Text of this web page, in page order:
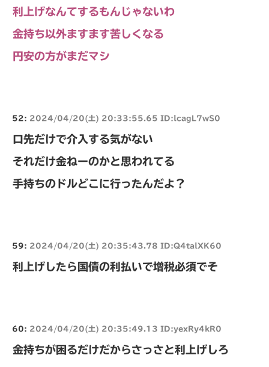
利上げなんてするもんじゃないわ
金持ち以外ますます苦しくなる
円安の方がまだマシ
52: 2024/04/20(土) 20:33:55.65 ID:lcagL7wS0
口先だけで介入する気がない
それだけ金ねーのかと思われてる
手持ちのドルどこに行ったんだよ？
59: 2024/04/20(土) 20:35:43.78 ID:Q4talXK60
利上げしたら国債の利払いで増税必須でそ
60: 2024/04/20(土) 20:35:49.13 ID:yexRy4kR0
金持ちが困るだけだからさっさと利上げしろ